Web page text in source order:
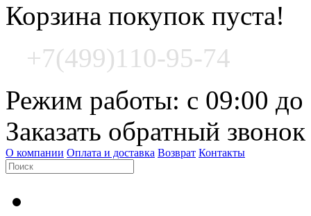
Корзина покупок пуста!
+7(499)110-95-74
Режим работы: с 09:00 до
Заказать обратный звонок
О компании Оплата и доставка Возврат Контакты